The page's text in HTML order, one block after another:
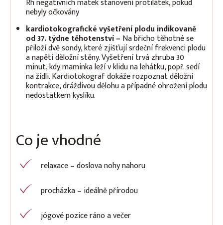
Rh negativních matek stanovení protilátek, pokud
nebyly očkovány
kardiotokografické vyšetření plodu indikovaně
od 37. týdne těhotenství – Na břicho těhotné se
přiloží dvě sondy, které zjišťují srdeční frekvenci plodu
a napětí děložní stěny. Vyšetření trvá zhruba 30
minut, kdy maminka leží v klidu na lehátku, popř. sedí
na židli. Kardiotokograf dokáže rozpoznat děložní
kontrakce, dráždivou dělohu a případné ohrožení plodu
nedostatkem kyslíku.
Co je vhodné
relaxace – doslova nohy nahoru
procházka – ideálně přírodou
jógové pozice ráno a večer